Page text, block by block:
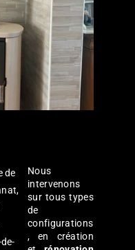
de
Nous
intervenons
sur tous types
de
configurations
, en création